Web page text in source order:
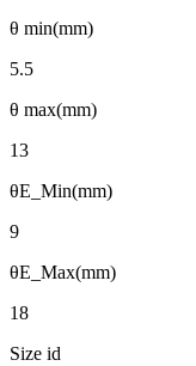
θ min(mm)
5.5
θ max(mm)
13
θE_Min(mm)
9
θE_Max(mm)
18
Size id